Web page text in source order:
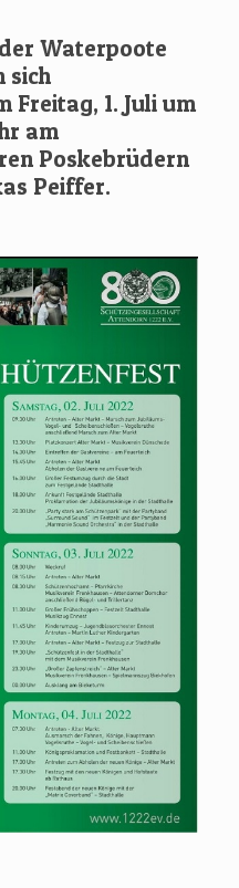
Waterpoote
sich
Freitag, 1. Juli um
am
Poskebrüdern
Peiffer.